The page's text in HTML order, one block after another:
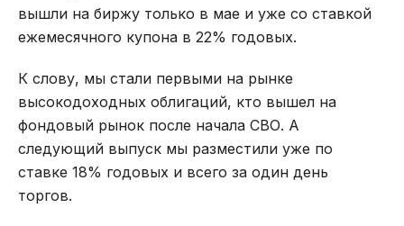
вышли на биржу только в мае и уже со ставкой
ежемесячного купона в 22% годовых.
К слову, мы стали первыми на рынке
высокодоходных облигаций, кто вышел на
фондовый рынок после начала СВО. А
следующий выпуск мы разместили уже по
ставке 18% годовых и всего за один день
торгов.